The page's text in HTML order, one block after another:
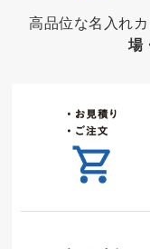
高品位な名入れ
場